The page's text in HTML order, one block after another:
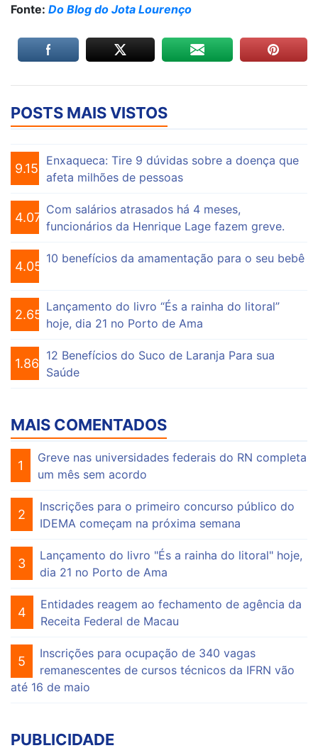
Fonte: Do Blog do Jota Lourenço
POSTS MAIS VISTOS
9.156
Enxaqueca: Tire 9 dúvidas sobre a doença que
afeta milhões de pessoas
4.076
Com salários atrasados há 4 meses,
funcionários da Henrique Lage fazem greve.
4.056
10 benefícios da amamentação para o seu bebê
2.653
Lançamento do livro “És a rainha do litoral”
hoje, dia 21 no Porto de Ama
1.864
12 Benefícios do Suco de Laranja Para sua
Saúde
MAIS COMENTADOS
1
Greve nas universidades federais do RN completa
um mês sem acordo
2
Inscrições para o primeiro concurso público do
IDEMA começam na próxima semana
3
Lançamento do livro "És a rainha do litoral" hoje,
dia 21 no Porto de Ama
4
Entidades reagem ao fechamento de agência da
Receita Federal de Macau
5
Inscrições para ocupação de 340 vagas
remanescentes de cursos técnicos da IFRN vão
até 16 de maio
PUBLICIDADE